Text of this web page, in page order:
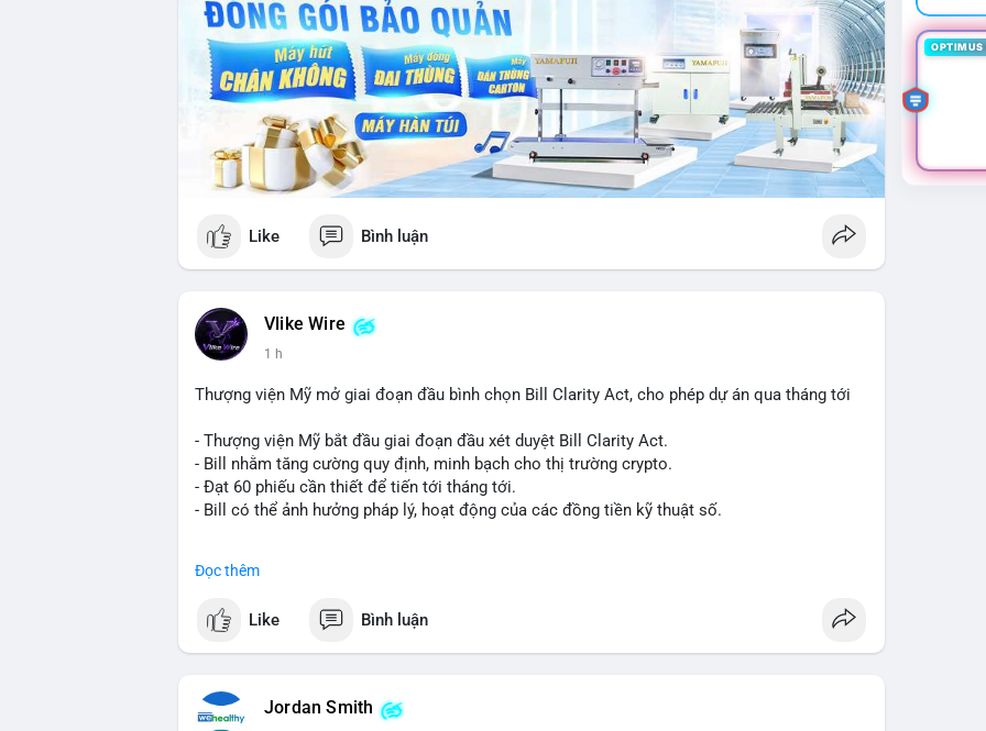
Like Bình luận
Vlike Wire
1 h
Thượng viện Mỹ mở giai đoạn đầu bình chọn Bill Clarity Act, cho phép dự án qua tháng tới
- Thượng viện Mỹ bắt đầu giai đoạn đầu xét duyệt Bill Clarity Act.
- Bill nhằm tăng cường quy định, minh bạch cho thị trường crypto.
- Đạt 60 phiếu cần thiết để tiến tới tháng tới.
- Bill có thể ảnh hưởng pháp lý, hoạt động của các đồng tiền kỹ thuật số.
#vlikevn #titanbot
📰 Nguồn: CoinDesk
Đọc thêm
Like Bình luận
Jordan Smith
OPTIMUS